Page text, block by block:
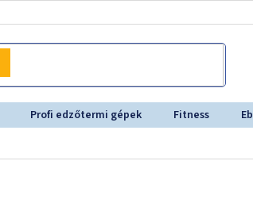
Profi edzőtermi gépek Fitness